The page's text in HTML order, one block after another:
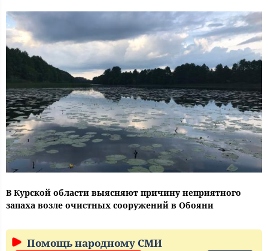
В Курской области выясняют причину неприятного
запаха возле очистных сооружений в Обояни
Помощь народному СМИ